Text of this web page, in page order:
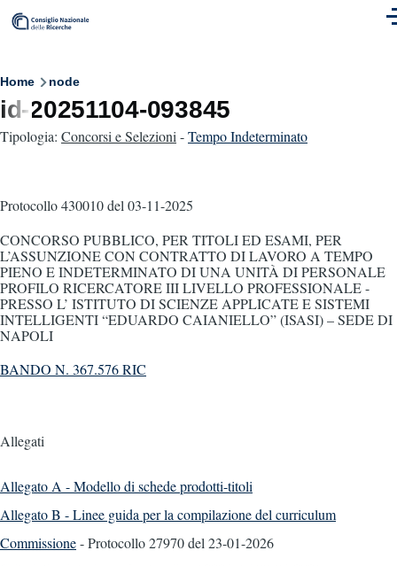
Skip to main content
Breadcrumb
Home node
id-20251104-093845
Tipologia: Concorsi e Selezioni -Tempo Indeterminato
Protocollo 430010del 03-11-2025
CONCORSO PUBBLICO, PER TITOLI ED ESAMI, PER
L’ASSUNZIONE CON CONTRATTO DI LAVORO A TEMPO
PIENO E INDETERMINATO DI UNA UNITÀ DI PERSONALE
PROFILO RICERCATORE III LIVELLO PROFESSIONALE -
PRESSO L’ ISTITUTO DI SCIENZE APPLICATE E SISTEMI
INTELLIGENTI “EDUARDO CAIANIELLO” (ISASI) – SEDE DI
NAPOLI
BANDO N. 367.576 RIC
Allegati
Allegato A - Modello di schede prodotti-titoli
Allegato B - Linee guida per la compilazione del curriculum
Commissione- Protocollo 27970del 23-01-2026